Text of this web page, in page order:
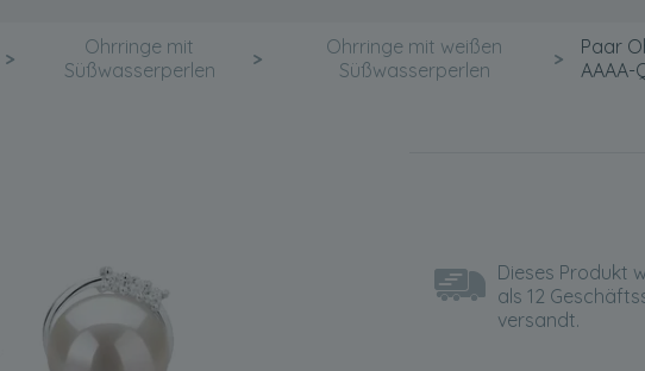
>
Ohrringe mit
Süßwasserperlen
>
Ohrringe mit weißen
Süßwasserperlen
>
Paar
AAAA-
Dieses Produkt
als 12
versandt.